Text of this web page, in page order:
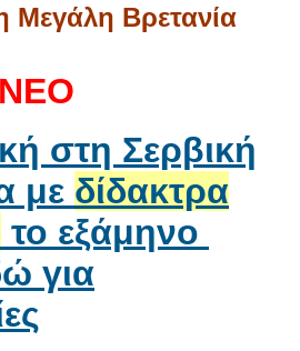
Μεγάλη Βρετανία
ΝΕΟ
στη Σερβική
με δίδακτρα
το εξάμηνο
για